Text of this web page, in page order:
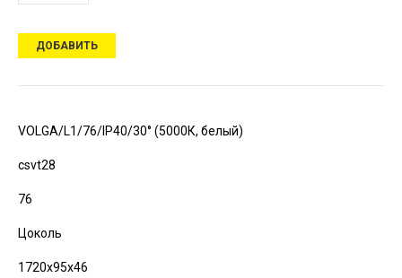
ДОБАВИТЬ
VOLGA/L1/76/IP40/30° (5000К, белый)
csvt28
76
Цоколь
1720х95х46